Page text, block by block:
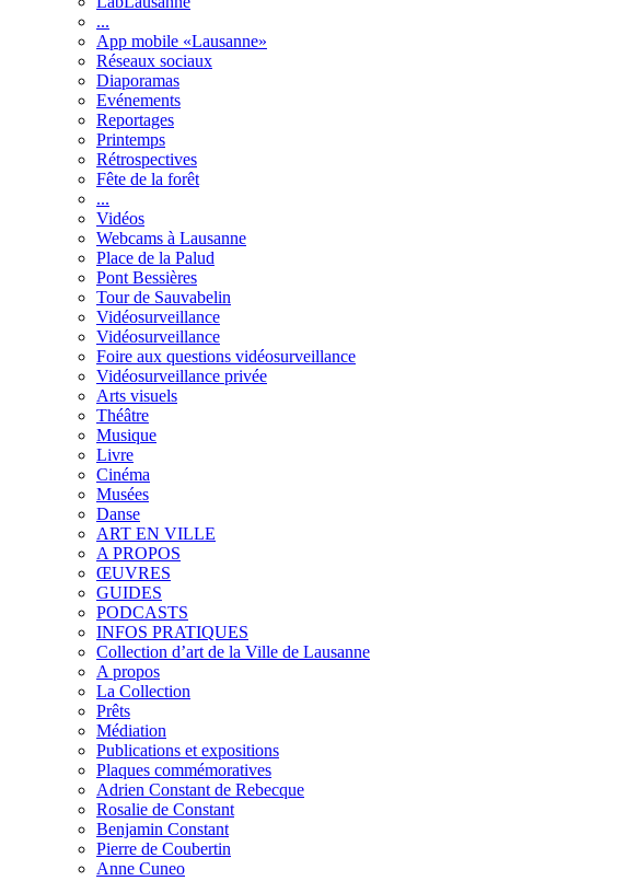
...
App mobile «Lausanne»
Réseaux sociaux
Diaporamas
Evénements
Reportages
Printemps
Rétrospectives
Fête de la forêt
...
Vidéos
Webcams à Lausanne
Place de la Palud
Pont Bessières
Tour de Sauvabelin
Vidéosurveillance
Vidéosurveillance
Foire aux questions vidéosurveillance
Vidéosurveillance privée
Arts visuels
Théâtre
Musique
Livre
Cinéma
Musées
Danse
ART EN VILLE
A PROPOS
ŒUVRES
GUIDES
PODCASTS
INFOS PRATIQUES
Collection d’art de la Ville de Lausanne
A propos
La Collection
Prêts
Médiation
Publications et expositions
Plaques commémoratives
Adrien Constant de Rebecque
Rosalie de Constant
Benjamin Constant
Pierre de Coubertin
Anne Cuneo